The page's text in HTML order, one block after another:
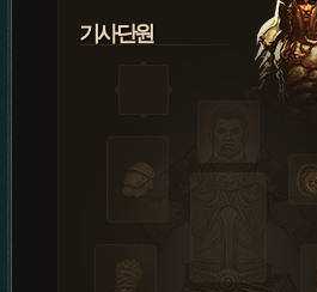
기사단원